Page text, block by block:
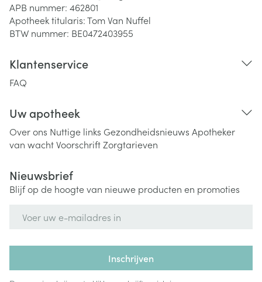
APB nummer: 462801
Apotheek titularis:Tom Van Nuffel
BTW nummer: BE0472403955
Klantenservice
FAQ
Uw apotheek
Over ons Nuttige links Gezondheidsnieuws Apotheker
van wachtVoorschriftZorgtarieven
Nieuwsbrief
Blijf op de hoogte van nieuwe producten en promoties
Inschrijven